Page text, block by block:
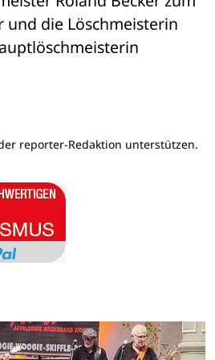
und die Löschmeisterin
reporter-Redaktion unterstützen.